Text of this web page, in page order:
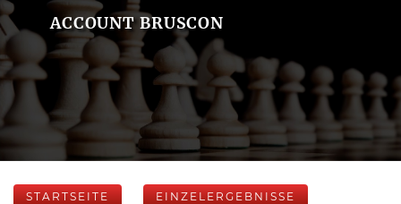
ACCOUNT BRUSCON
STARTSEITE EINZELERGEBNISSE